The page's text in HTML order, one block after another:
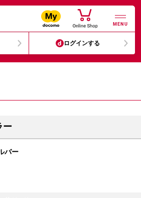
MENU
ログインする
ー
バー